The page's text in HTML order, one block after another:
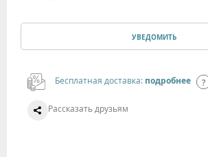
УВЕДОМИТЬ
Бесплатная доставка: подробнее
Рассказать друзьям